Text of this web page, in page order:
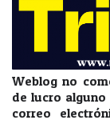
Weblog no
de lucro alguno
correo